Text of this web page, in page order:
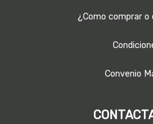
¿Como comprar
Convenio